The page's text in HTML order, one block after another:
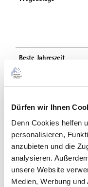
Dürfen wir Ihnen
Denn Cookies helfen
personalisieren,
anzubieten und die
analysieren.
unsere Website
Medien, Werbung
Beste Jahreszeit
Aug Sep
Wegekennzeichen
Ausrüstung